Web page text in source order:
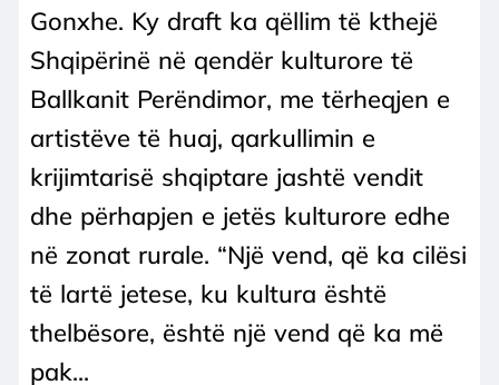
Gonxhe. Ky draft ka qëllim të kthejë
Shqipërinë në qendër kulturore të
Ballkanit Perëndimor, me tërheqjen e
artistëve të huaj, qarkullimin e
krijimtarisë shqiptare jashtë vendit
dhe përhapjen e jetës kulturore edhe
në zonat rurale. “Një vend, që ka cilësi
të lartë jetese, ku kultura është
thelbësore, është një vend që ka më
pak...